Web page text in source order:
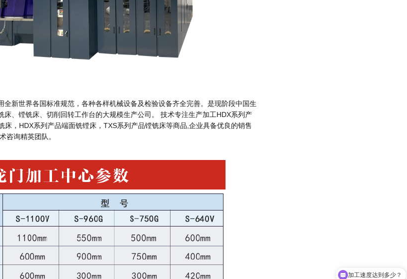
全新世界各国标准规范，各种各样机械设备及检验设备齐全完善。是现阶段中国生
床、镗铣床、切削回转工作台的大规模生产公司。 技术专注生产加工HDX系列产
床，HDX系列产品端面铣镗床，TXS系列产品镗铣床等商品,企业具备优良的销售
咨询精英团队。
加工速度达到多少？